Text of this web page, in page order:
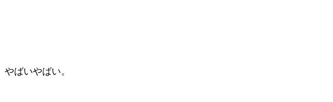
やばいやばい。